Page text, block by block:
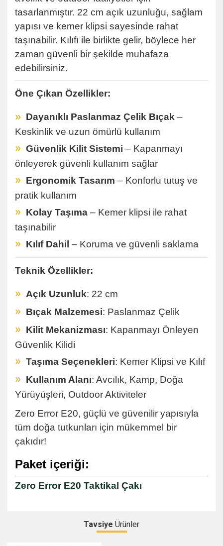
tasarlanmıştır. 22 cm açık uzunluğu, sağlam
yapısı ve kemer klipsi sayesinde rahat
taşınabilir. Kılıfı ile birlikte gelir, böylece her
zaman güvenli bir şekilde muhafaza
edebilirsiniz.
Öne Çıkan Özellikler:
» Dayanıklı Paslanmaz Çelik Bıçak –
Keskinlik ve uzun ömürlü kullanım
» Güvenlik Kilit Sistemi – Kapanmayı
önleyerek güvenli kullanım sağlar
» Ergonomik Tasarım – Konforlu tutuş ve
pratik kullanım
» Kolay Taşıma – Kemer klipsi ile rahat
taşınabilir
» Kılıf Dahil – Koruma ve güvenli saklama
Teknik Özellikler:
» Açık Uzunluk: 22 cm
» Bıçak Malzemesi: Paslanmaz Çelik
» Kilit Mekanizması: Kapanmayı Önleyen
Güvenlik Kilidi
» Taşıma Seçenekleri: Kemer Klipsi ve Kılıf
» Kullanım Alanı: Avcılık, Kamp, Doğa
Yürüyüşleri, Outdoor Aktiviteler
Zero Error E20, güçlü ve güvenilir yapısıyla
tüm doğa tutkunları için mükemmel bir
çakıdır!
Paket içeriği:
Zero Error E20 Taktikal Çakı
Tavsiye Ürünler